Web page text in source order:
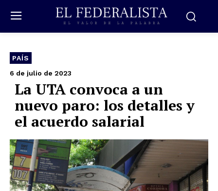
PAÍS
6 de julio de 2023
La UTA convoca a un
nuevo paro: los detalles y
el acuerdo salarial